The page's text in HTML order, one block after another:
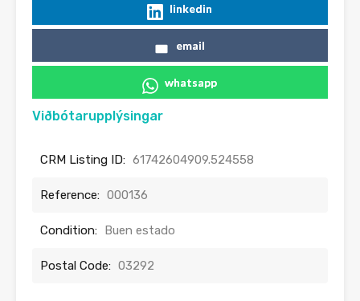
linkedin
email
whatsapp
Viðbótarupplýsingar
CRM Listing ID: 61742604909.524558
Reference: 000136
Condition: Buen estado
Postal Code: 03292